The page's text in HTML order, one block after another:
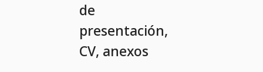
de
presentación,
CV, anexos